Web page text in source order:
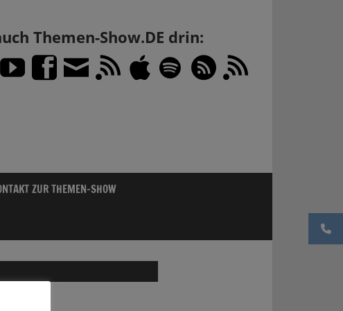
Themen-Show.DE drin:
ZUR THEMEN-SHOW